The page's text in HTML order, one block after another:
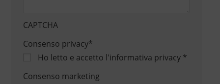
CAPTCHA
Consenso privacy*
Ho letto e accetto l'informativa privacy*
Consenso marketing